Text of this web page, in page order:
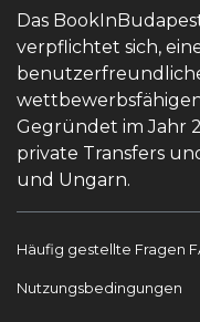
Das
verpflichtet sich,
Gegründet im Jahr
private Transfers
und Ungarn.
Häufig gestellte Fragen
Nutzungsbedingungen